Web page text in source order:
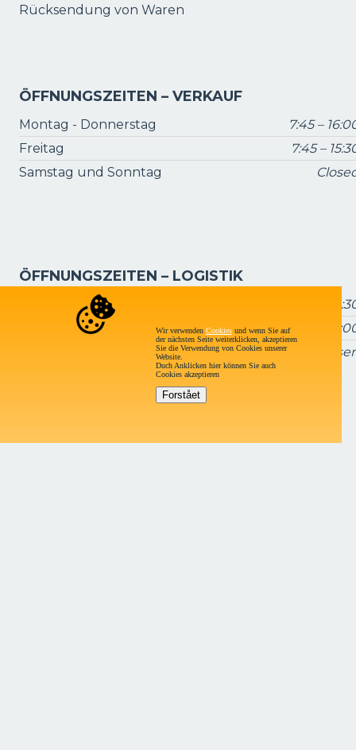
Rücksendung von Waren
ÖFFNUNGSZEITEN – VERKAUF
Montag - Donnerstag
7:45 –
Freitag
7:45 –
Samstag und Sonntag
ÖFFNUNGSZEITEN – LOGISTIK
Montag - Donnerstag
7:15 –
7:15 –
Samstag und Sonntag
Wir verwenden Cookiesund wenn Sie auf
der nächsten Seite weiterklicken, akzeptieren
Sie die Verwendung von Cookies unserer
Website.
Duch Anklicken hier können Sie auch
Cookies akzeptieren